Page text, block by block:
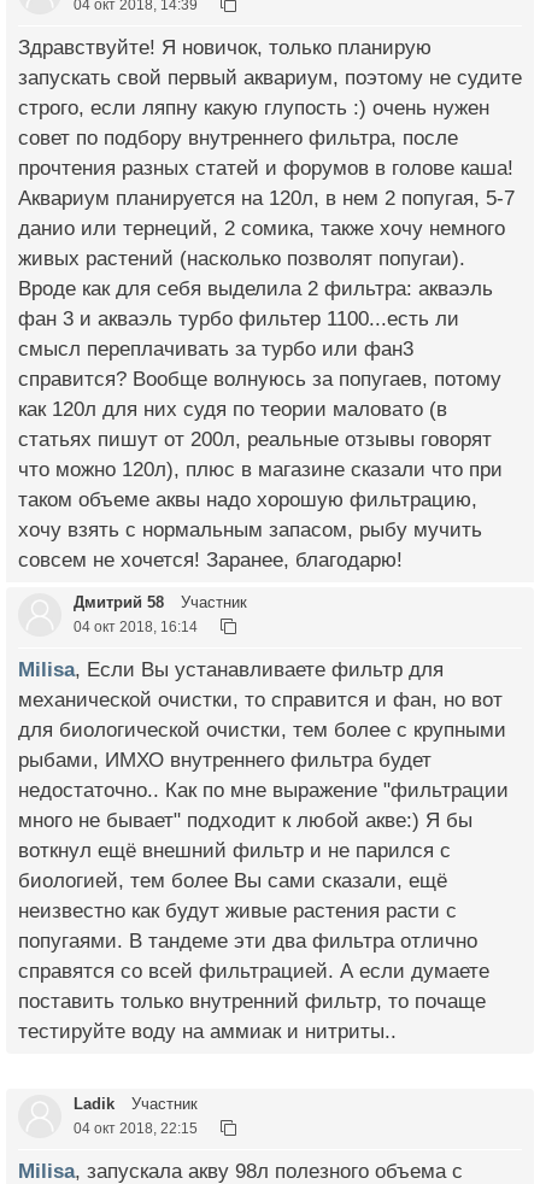
04 окт 2018, 14:39
Здравствуйте! Я новичок, только планирую
запускать свой первый аквариум, поэтому не судите
строго, если ляпну какую глупость :) очень нужен
совет по подбору внутреннего фильтра, после
прочтения разных статей и форумов в голове каша!
Аквариум планируется на 120л, в нем 2 попугая, 5-7
данио или тернеций, 2 сомика, также хочу немного
живых растений (насколько позволят попугаи).
Вроде как для себя выделила 2 фильтра: акваэль
фан 3 и акваэль турбо фильтер 1100...есть ли
смысл переплачивать за турбо или фан3
справится? Вообще волнуюсь за попугаев, потому
как 120л для них судя по теории маловато (в
статьях пишут от 200л, реальные отзывы говорят
что можно 120л), плюс в магазине сказали что при
таком объеме аквы надо хорошую фильтрацию,
хочу взять с нормальным запасом, рыбу мучить
совсем не хочется! Заранее, благодарю!
Дмитрий 58 Участник
04 окт 2018, 16:14
Milisa, Если Вы устанавливаете фильтр для
механической очистки, то справится и фан, но вот
для биологической очистки, тем более с крупными
рыбами, ИМХО внутреннего фильтра будет
недостаточно.. Как по мне выражение "фильтрации
много не бывает" подходит к любой акве:) Я бы
воткнул ещё внешний фильтр и не парился с
биологией, тем более Вы сами сказали, ещё
неизвестно как будут живые растения расти с
попугаями. В тандеме эти два фильтра отлично
справятся со всей фильтрацией. А если думаете
поставить только внутренний фильтр, то почаще
тестируйте воду на аммиак и нитриты..
Ladik Участник
04 окт 2018, 22:15
Milisa, запускала акву 98л полезного объема с